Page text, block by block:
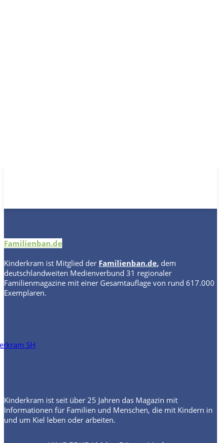
Familienban.de
Kinderkram ist Mitglied der Familienban.de, dem
deutschlandweiten Medienverbund 31 regionaler
Familienmagazine mit einer Gesamtauflage von rund 617.000
Exemplaren.
Kinderkram ist seit über 25 Jahren das Magazin mit
Informationen für Familien und Menschen, die mit Kindern in
und um Kiel leben oder arbeiten.